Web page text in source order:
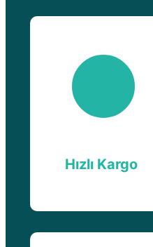
Hızlı Kargo